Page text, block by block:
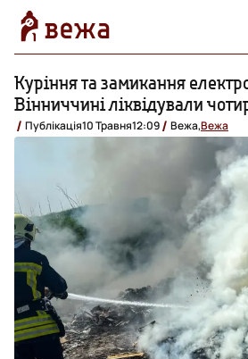
Куріння та замикання
Вінниччині ліквідували
Публікація10 Травня12:09 Вежа,Вежа